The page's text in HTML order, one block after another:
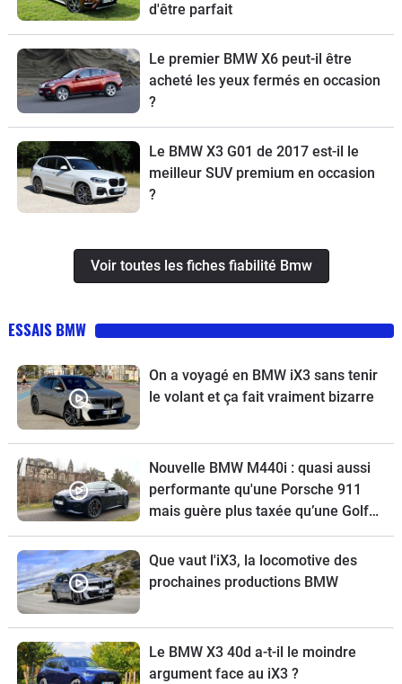
d'être parfait
Le premier BMW X6 peut-il être
acheté les yeux fermés en occasion
?
Le BMW X3 G01 de 2017 est-il le
meilleur SUV premium en occasion
?
Voir toutes les fiches fiabilité Bmw
ESSAIS BMW
On a voyagé en BMW iX3 sans tenir
le volant et ça fait vraiment bizarre
Nouvelle BMW M440i : quasi aussi
performante qu'une Porsche 911
mais guère plus taxée qu’une Golf
GTI
Que vaut l'iX3, la locomotive des
prochaines productions BMW
Le BMW X3 40d a-t-il le moindre
argument face au iX3 ?